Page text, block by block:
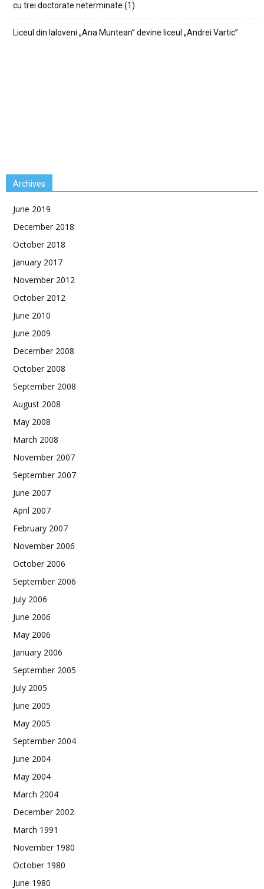
cu trei doctorate neterminate (1)
Liceul din Ialoveni „Ana Muntean” devine liceul „Andrei Vartic”
Archives
June 2019
December 2018
October 2018
January 2017
November 2012
October 2012
June 2010
June 2009
December 2008
October 2008
September 2008
August 2008
May 2008
March 2008
November 2007
September 2007
June 2007
April 2007
February 2007
November 2006
October 2006
September 2006
July 2006
June 2006
May 2006
January 2006
September 2005
July 2005
June 2005
May 2005
September 2004
June 2004
May 2004
March 2004
December 2002
March 1991
November 1980
October 1980
June 1980